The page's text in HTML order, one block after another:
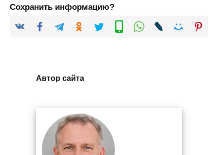
Сохранить информацию?
Автор сайта